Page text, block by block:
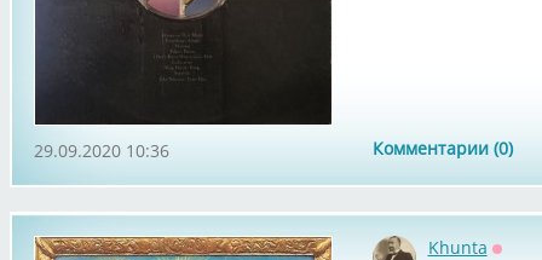
Комментарии (0)
29.09.2020 10:36
Khunta